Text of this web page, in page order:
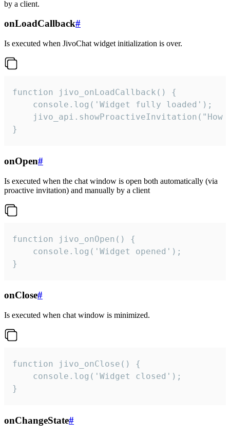
by a client.
onLoadCallback#
Is executed when JivoChat widget initialization is over.
function jivo_onLoadCallback() {
    console.log('Widget fully loaded');
jivo_api.showProactiveInvitation("How
}
onOpen#
Is executed when the chat window is open both automatically (via
proactive invitation) and manually by a client
function jivo_onOpen() {
    console.log('Widget opened');
}
onClose#
Is executed when chat window is minimized.
function jivo_onClose() {
    console.log('Widget closed');
}
onChangeState#